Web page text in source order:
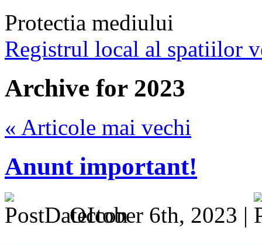
Protectia mediului
Registrul local al spatiilor
Archive for 2023
« Articole mai vechi
Anunt important!
October 6th, 2023 |